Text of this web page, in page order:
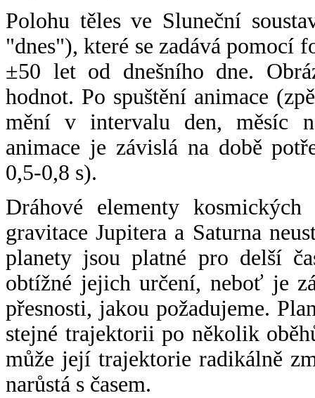
Polohu těles ve Sluneční
"dnes"), které se zadává pomocí
±50 let od dnešního dne.
hodnot. Po spuštění animace
mění v intervalu den, měsíc
animace je závislá na době
0,5-0,8 s).
Dráhové elementy
gravitace Jupitera a Saturna
planety jsou platné pro delší
obtížné jejich určení, neboť je
přesnosti, jakou požadujeme.
stejné trajektorii po několik
může její trajektorie radikálně
narůstá s časem.